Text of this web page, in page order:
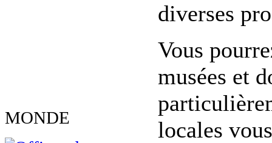
MONDE
diverses
Vous
musées et
locales